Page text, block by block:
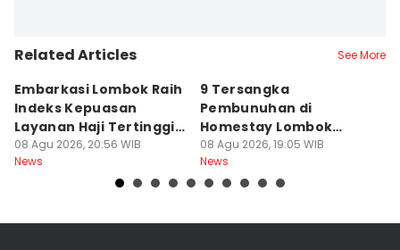
Related Articles See More
Embarkasi Lombok Raih
Indeks Kepuasan
Layanan Haji Tertinggi
Nasional
08 Agu 2026, 20:56 WIB
News
9 Tersangka
Pembunuhan di
Homestay Lombok
Barat Dilimpahkan ke
Jaksa
08 Agu 2026, 19:05 WIB
News